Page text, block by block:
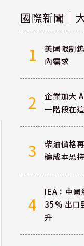
國際新聞｜
1
美國限制
內需求
2
企業加大
一階段在
3
柴油價格
礦成本恐
4
IEA：中
35% 出口
升